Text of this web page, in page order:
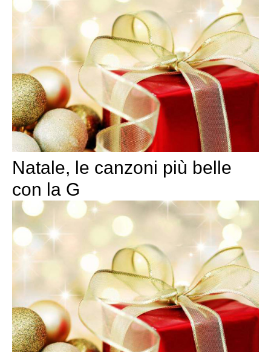
Natale, le canzoni più belle
con la G